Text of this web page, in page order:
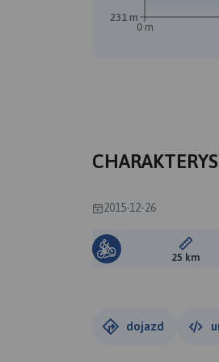
0 m
231 m
2015-12-26
25 km
dojazd